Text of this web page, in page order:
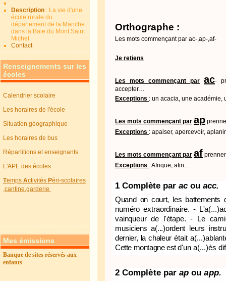
Description : La vie d'une
école rurale du
département de la Manche
dans la Baie du Mont Saint
Michel
Contact
Renseignements sur les
écoles
Calendrier scolaire
Les horaires de l'école
Situation géographique
Les horaires de bus
Répartitions et enseignants
L'APE des écoles
TempsActivitésPéri-scolaires
,cantine,garderie
Mes émissions
Banque de sites réservés aux
enfants
Orthographe :
Les mots commençant par ac-,ap-,af-
Je retiens
Les mots commençant par ac-
accepter…
Exceptions : un acacia, une académie,
Les mots commençant par ap
Exceptions : apaiser, apercevoir,
Les mots commençant par af
Exceptions : Afrique, afin…
1 Complète parac ouacc.
Quand on court, les
numéro extraordinaire. -
vainqueur de l'étape. - Le
musiciens a(...)ordent leurs
dernier, la chaleur était
Cette montagne estd'un a(...)ès
2 Complète parap ouapp.